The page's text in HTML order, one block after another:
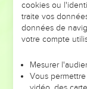
ET SI LEURS
leur foi ou leur
et les saisons
cookies ou
traite vos
données de
votre compte
Mesurer
Vous